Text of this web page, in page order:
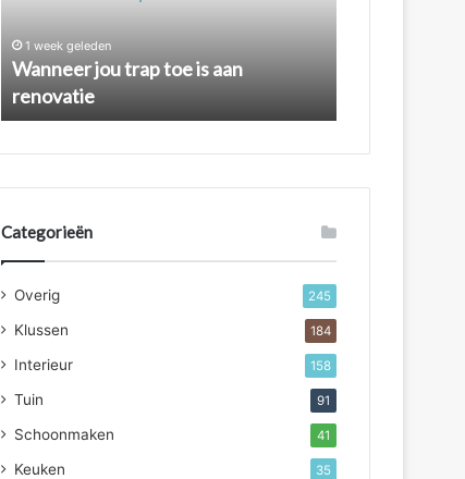
1 week geleden
Wanneer jou trap toe is aan
renovatie
Categorieën
Overig 245
Klussen 184
Interieur 158
Tuin 91
Schoonmaken 41
Keuken 35